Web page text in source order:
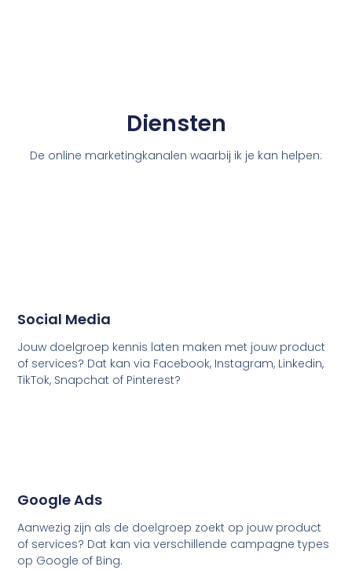
Diensten
De online marketingkanalen waarbij ik je kan helpen:
Social Media
Jouw doelgroep kennis laten maken met jouw product
of services? Dat kan via Facebook, Instagram, Linkedin,
TikTok, Snapchat of Pinterest?
Google Ads
Aanwezig zijn als de doelgroep zoekt op jouw product
of services? Dat kan via verschillende campagne types
op Google of Bing.